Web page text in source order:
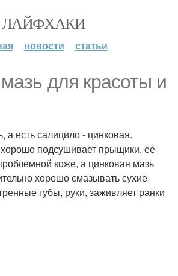
ЛАЙФХАКИ
новости статьи
для красоты и
а есть салицило - цинковая.
подсушивает прыщики, ее
коже, а цинковая мазь
хорошо смазывать сухие
губы, руки, заживляет ранки